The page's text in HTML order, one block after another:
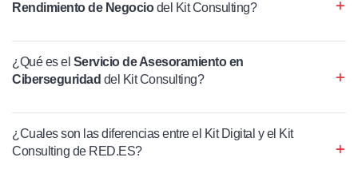
Rendimiento de Negociodel Kit Consulting?
¿Qué es el Servicio de Asesoramiento en
Ciberseguridad del Kit Consulting?
¿Cuales son las diferencias entre el Kit Digital y el Kit
Consulting de RED.ES?